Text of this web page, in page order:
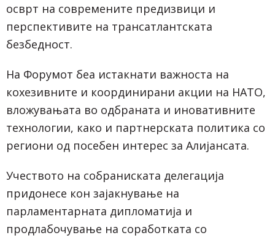
осврт на современите предизвици и
перспективите на трансатлантската
безбедност.
На Форумот беа истакнати важноста на
кохезивните и координирани акции на НАТО,
вложувањата во одбраната и иновативните
технологии, како и партнерската политика со
региони од посебен интерес за Алијансата.
Учеството на собраниската делегација
придонесе кон зајакнување на
парламентарната дипломатија и
продлабочување на соработката со